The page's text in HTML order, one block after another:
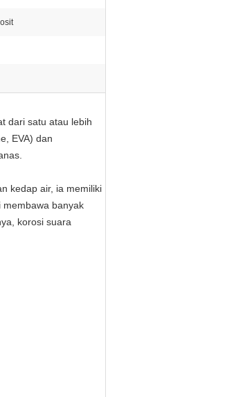
dari satu atau lebih
EVA) dan
kedap air, ia memiliki
banyak
korosi suara